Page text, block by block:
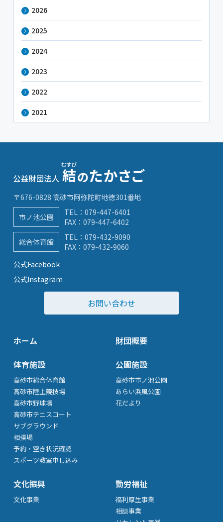
2026
2025
2024
2023
2022
2021
〒676-0828 高砂市阿弥陀町地徳301番地
市ノ池公園
TEL： 079-447-6401
FAX：079-447-6402
総合体育館
TEL： 079-432-9090
FAX：079-432-9060
公式Facebook
公式Instagram
お問い合わせ
ホーム
財団概要
体育施設
高砂市総合体育館
高砂市陸上競技場
高砂市野球場
高砂市テニスコート
サブグラウンド
相撲場
予約・空き状況確認
スポーツ教室申し込み
公園施設
高砂市市ノ池公園
あらい浜風公園
花だより
文化振興
文化事業
勤労福祉
福利厚生事業
相談事業